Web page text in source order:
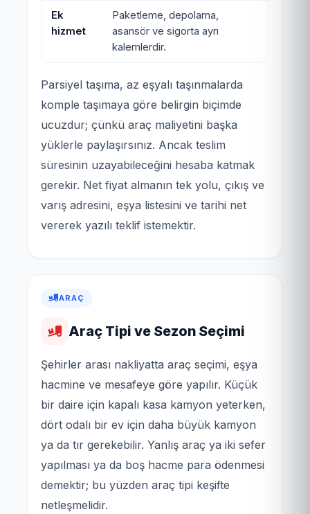
Ek
hizmet
Paketleme, depolama,
asansör ve sigorta ayrı
kalemlerdir.
Parsiyel taşıma, az eşyalı taşınmalarda
komple taşımaya göre belirgin biçimde
ucuzdur; çünkü araç maliyetini başka
yüklerle paylaşırsınız. Ancak teslim
süresinin uzayabileceğini hesaba katmak
gerekir. Net fiyat almanın tek yolu, çıkış ve
varış adresini, eşya listesini ve tarihi net
vererek yazılı teklif istemektir.
ARAÇ
Araç Tipi ve Sezon Seçimi
Şehirler arası nakliyatta araç seçimi, eşya
hacmine ve mesafeye göre yapılır. Küçük
bir daire için kapalı kasa kamyon yeterken,
dört odalı bir ev için daha büyük kamyon
ya da tır gerekebilir. Yanlış araç ya iki sefer
yapılması ya da boş hacme para ödenmesi
demektir; bu yüzden araç tipi keşifte
netleşmelidir.